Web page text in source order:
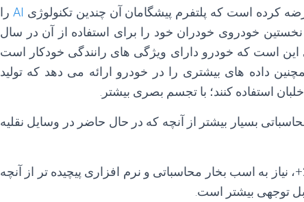
AI را
خودروی خودران خود را برای استفاده از آن در سال
کرد. “سطح 2+” به معنای این است که خودرو دارای ویژگی های رانندگی خودکار است
داده های بیشتری را در خودرو ارائه می دهد که تولید
استفاده کنند؛ با تجسم بصری بیشتر.
بسیار بیشتر از آنچه که در حال حاضر در وسایل نقلیه
مدیر اسبق NVIDIA، گفت: “سیستم کامل 2+، نیاز به اسب بخار محاسباتی و نرم افزاری پیچیده تر از آنچه
توجهی بیشتر است.